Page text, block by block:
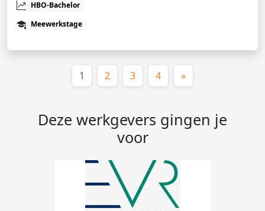
HBO-Bachelor
Meewerkstage
1 (huidige)
2 3 4 »
Deze werkgevers gingen je
voor